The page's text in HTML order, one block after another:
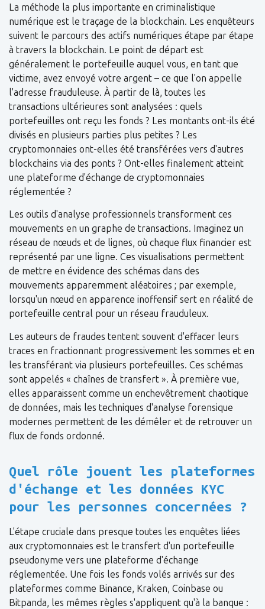
La méthode la plus importante en criminalistique
numérique est le traçage de la blockchain. Les enquêteurs
suivent le parcours des actifs numériques étape par étape
à travers la blockchain. Le point de départ est
généralement le portefeuille auquel vous, en tant que
victime, avez envoyé votre argent – ce que l'on appelle
l'adresse frauduleuse. À partir de là, toutes les
transactions ultérieures sont analysées : quels
portefeuilles ont reçu les fonds ? Les montants ont-ils été
divisés en plusieurs parties plus petites ? Les
cryptomonnaies ont-elles été transférées vers d'autres
blockchains via des ponts ? Ont-elles finalement atteint
une plateforme d'échange de cryptomonnaies
réglementée ?
Les outils d'analyse professionnels transforment ces
mouvements en un graphe de transactions. Imaginez un
réseau de nœuds et de lignes, où chaque flux financier est
représenté par une ligne. Ces visualisations permettent
de mettre en évidence des schémas dans des
mouvements apparemment aléatoires ; par exemple,
lorsqu'un nœud en apparence inoffensif sert en réalité de
portefeuille central pour un réseau frauduleux.
Les auteurs de fraudes tentent souvent d'effacer leurs
traces en fractionnant progressivement les sommes et en
les transférant via plusieurs portefeuilles. Ces schémas
sont appelés « chaînes de transfert ». À première vue,
elles apparaissent comme un enchevêtrement chaotique
de données, mais les techniques d'analyse forensique
modernes permettent de les démêler et de retrouver un
flux de fonds ordonné.
Quel rôle jouent les plateformes
d'échange et les données KYC
pour les personnes concernées ?
L'étape cruciale dans presque toutes les enquêtes liées
aux cryptomonnaies est le transfert d'un portefeuille
pseudonyme vers une plateforme d'échange
réglementée. Une fois les fonds volés arrivés sur des
plateformes comme Binance, Kraken, Coinbase ou
Bitpanda, les mêmes règles s'appliquent qu'à la banque :